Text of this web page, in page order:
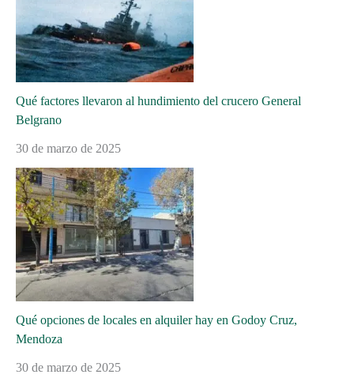
Qué factores llevaron al hundimiento del crucero General
Belgrano
30 de marzo de 2025
Qué opciones de locales en alquiler hay en Godoy Cruz,
Mendoza
30 de marzo de 2025